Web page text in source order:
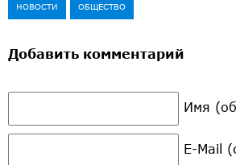
НОВОСТИ ОБЩЕСТВО
Добавить комментарий
Имя
E-Mail